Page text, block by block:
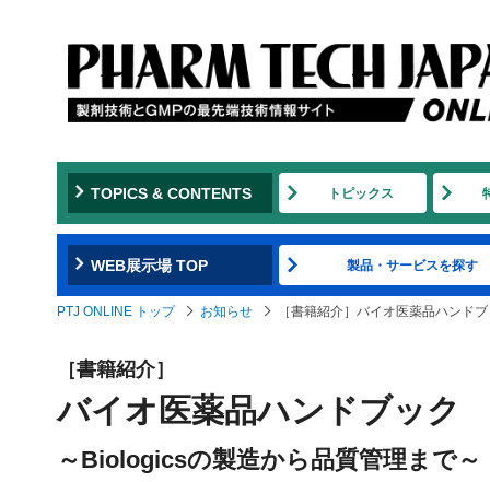
TOPICS & CONTENTS トピックス
WEB展示場 TOP 製品・サービスを探す
PTJ ONLINE トップ お知らせ ［書籍紹介］バイオ医薬品ハンド
［書籍紹介］
バイオ医薬品ハンドブック
～Biologicsの製造から品質管理まで～